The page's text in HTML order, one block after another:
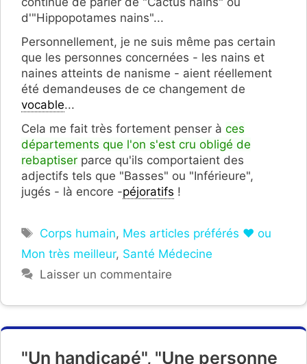
d'"Hippopotames nains"...
Personnellement, je ne suis même pas certain
que les personnes concernées - les nains et
naines atteints de nanisme - aient réellement
été demandeuses de ce changement de
vocable...
Cela me fait très fortement penser à ces
départements que l'on s'est cru obligé de
rebaptiser parce qu'ils comportaient des
adjectifs tels que "Basses" ou "Inférieure",
jugés - là encore -péjoratifs !
Étiquettes
Corps humain, Mes articles préférés ❤ ou
Mon très meilleur, Santé Médecine
Laisser un commentaire
"Un handicapé", "Une personne